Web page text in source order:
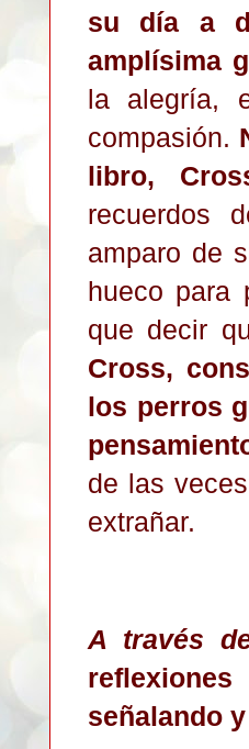
su día a
amplísima
la alegría,
compasión.
libro,
recuerdos
amparo de
hueco para
que decir
Cross,
los perros
de las
extrañar.
A través
señalando